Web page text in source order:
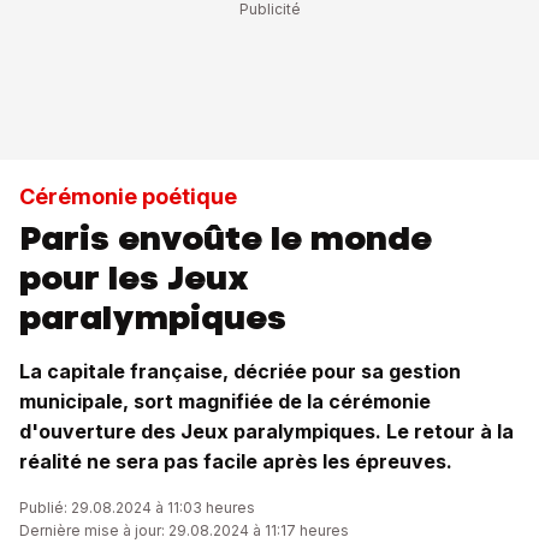
Cérémonie poétique
Paris envoûte le monde
pour les Jeux
paralympiques
La capitale française, décriée pour sa gestion
municipale, sort magnifiée de la cérémonie
d'ouverture des Jeux paralympiques. Le retour à la
réalité ne sera pas facile après les épreuves.
Publié: 29.08.2024 à 11:03 heures
Dernière mise à jour: 29.08.2024 à 11:17 heures